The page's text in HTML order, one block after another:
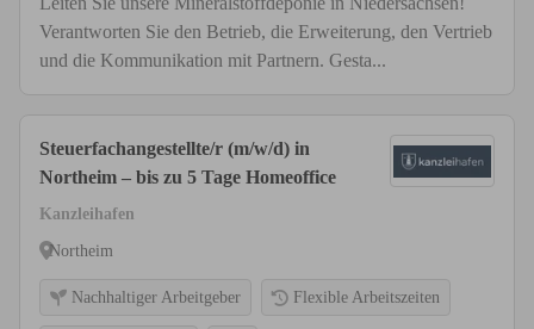
Verantworten Sie den Betrieb, die Erweiterung, den Vertrieb
und die Kommunikation mit Partnern. Gesta...
Steuerfachangestellte/r (m/w/d) in
Northeim – bis zu 5 Tage Homeoffice
Kanzleihafen
Northeim
Nachhaltiger Arbeitgeber Flexible Arbeitszeiten